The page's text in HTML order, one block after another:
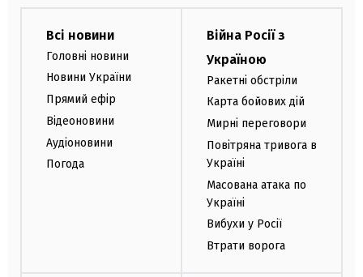
Всі новини
Головні новини
Новини України
Прямий ефір
Відеоновини
Аудіоновини
Погода
Війна Росії з
Україною
Ракетні обстріли
Карта бойових дій
Мирні переговори
Повітряна тривога в
Україні
Масована атака по
Україні
Вибухи у Росії
Втрати ворога